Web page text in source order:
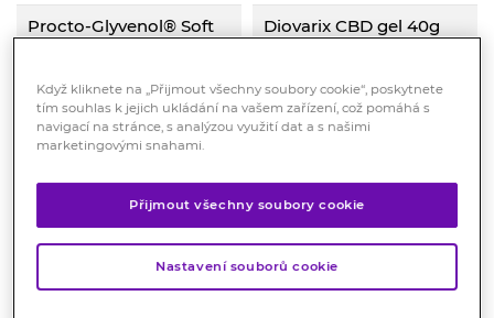
Procto-Glyvenol® Soft
30 ks
vlhčené ubrousky pro intimní
hygienu v anální oblasti
obsahují výtažek z rostliny
Ruscus aculeatus, který
napomáhá pečovat o pokožku
Skladem > 10 ks
79Kč
KOUPIT
Diovarix CBD gel 40g
extrakt z dubové kůry,
tužebníku a allantoin s
regeneračními účinky.
podpořeno cannabidiolem.
Dermatologicky testová
Skladem > 10 ks
KOUPIT
Když kliknete na „Přijmout všechny soubory cookie“, poskytnete
tím souhlas k jejich ukládání na vašem zařízení, což pomáhá s
navigací na stránce, s analýzou využití dat a s našimi
marketingovými snahami.
Přijmout všechny soubory cookie
Nastavení souborů cookie